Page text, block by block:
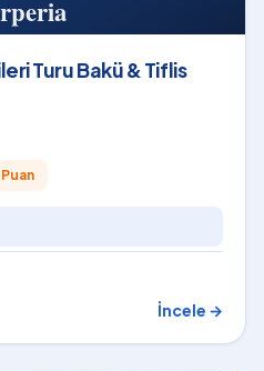
Turu Bakü & Tiflis
İncele →